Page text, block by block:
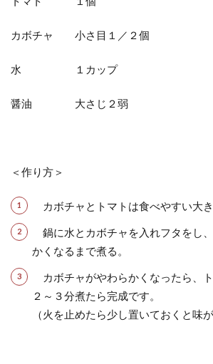
カボチャ 小さ目１／２個
水 １カップ
醤油 大さじ２弱
＜作り方＞
カボチャとトマトは食べやすい大き
鍋に水とカボチャを入れフタをし
かくなるまで煮る。
カボチャがやわらかくなったら、
２～３分煮たら完成です。
（火を止めたら少し置いておくと味